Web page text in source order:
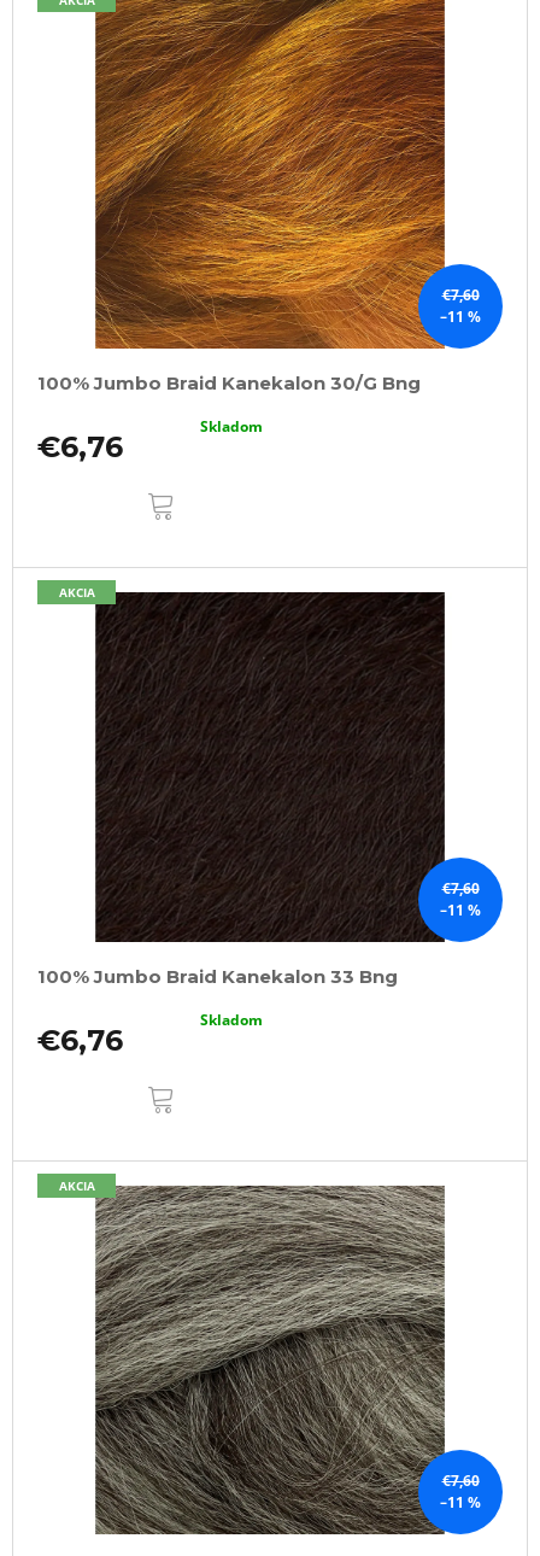
€7,60
–11 %
100% Jumbo Braid Kanekalon 30/G Bng
€6,76
Skladom
€7,60
–11 %
AKCIA
100% Jumbo Braid Kanekalon 33 Bng
€6,76
Skladom
€7,60
–11 %
AKCIA